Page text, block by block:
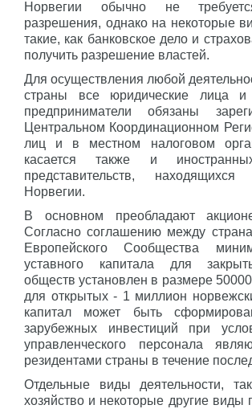
Норвегии обычно не
разрешения, однако на некоторые
такие, как банковское дело и
получить разрешение властей.
Для осуществления любой
страны все юридические лица и
предприниматели обязаны
Центральном Координационном
лиц и в местном налоговом
касается также и
представительств,
Норвегии.
В основном преобладают
Согласно соглашению между
Европейского Сообщества
уставного капитала для
обществ установлен в размере
для открытых - 1 миллион
капитал может быть
зарубежных инвестиций при
управленческого персонала
резидентами страны в течение
Отдельные виды деятельности,
хозяйство и некоторые другие виды